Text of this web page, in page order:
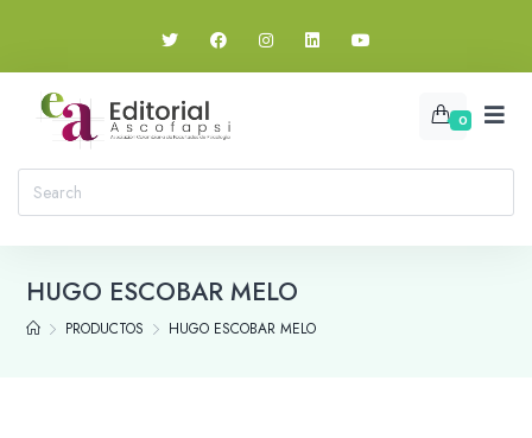
0
HUGO ESCOBAR MELO
PRODUCTOS HUGO ESCOBAR MELO